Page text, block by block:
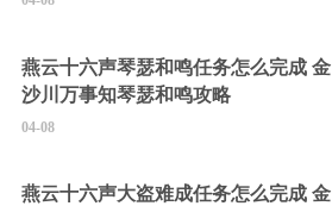
燕云十六声琴瑟和鸣任务怎么完成 金
沙川万事知琴瑟和鸣攻略
04-08
燕云十六声大盗难成任务怎么完成 金